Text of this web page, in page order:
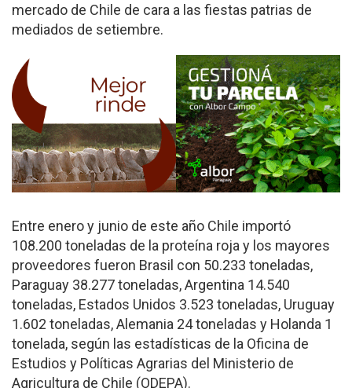
mercado de Chile de cara a las fiestas patrias de
media­dos de setiembre.
Entre enero y junio de este año Chile importó
108.200 tone­ladas de la proteína roja y los mayores
proveedores fueron Brasil con 50.233 toneladas,
Paraguay 38.277 toneladas, Argentina 14.540
toneladas, Estados Unidos 3.523 tone­ladas, Uruguay
1.602 tonela­das, Alemania 24 toneladas y Holanda 1
tonelada, según las estadísticas de la Oficina de
Estudios y Políticas Agrarias del Ministerio de
Agricultura de Chile (ODEPA).